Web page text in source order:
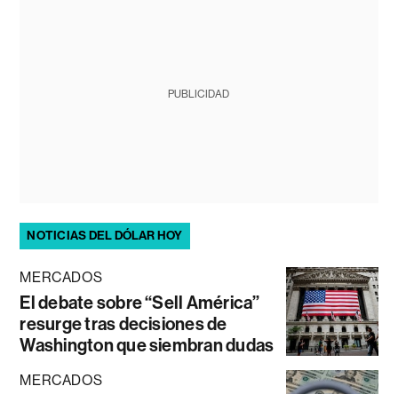
PUBLICIDAD
NOTICIAS DEL DÓLAR HOY
MERCADOS
El debate sobre “Sell América”
resurge tras decisiones de
Washington que siembran dudas
MERCADOS